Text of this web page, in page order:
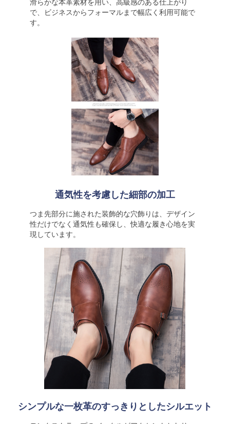
滑らかな本革素材を用い、高級感のある仕上がり
で、ビジネスからフォーマルまで幅広く利用可能で
す。
通気性を考慮した細部の加工
つま先部分に施された装飾的な穴飾りは、デザイン
性だけでなく通気性も確保し、快適な履き心地を実
現しています。
シンプルな一枚革のすっきりとしたシルエット